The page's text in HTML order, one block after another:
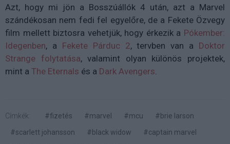
Azt, hogy mi jön a Bosszúállók 4 után, azt a Marvel
szándékosan nem fedi fel egyelőre, de a Fekete Özvegy
film mellett biztosra vehetjük, hogy érkezik a Pókember:
Idegenben, a Fekete Párduc 2, tervben van a Doktor
Strange folytatása, valamint olyan különös projektek,
mint a The Eternals és a Dark Avengers.
Címkék: #fizetés #marvel #mcu
#brie larson
#scarlett johansson
#black widow
#captain marvel